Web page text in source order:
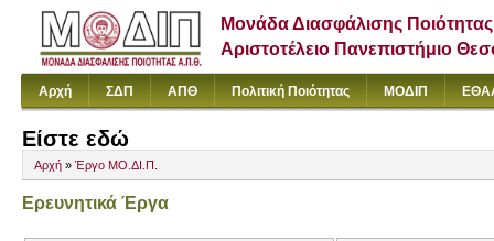
Μονάδα Διασφάλισης Ποιότητας
Αριστοτέλειο Πανεπιστήμιο
Αρχή ΣΔΠ ΑΠΘ Πολιτική Ποιότητας ΜΟΔΙΠ
Είστε εδώ
Αρχή » Έργο ΜΟ.ΔΙ.Π.
Ερευνητικά Έργα